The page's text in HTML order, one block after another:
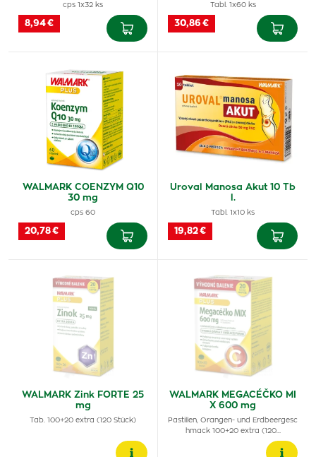
cps 1x32 ks
8,94 €
Tabl. 1x60 ks
30,86 €
WALMARK COENZYM Q10
30 mg
cps 60
20,78 €
Uroval Manosa Akut 10 Tb
l.
Tabl. 1x10 ks
19,82 €
WALMARK Zink FORTE 25
mg
Tab. 100+20 extra (120 Stück)
WALMARK MEGACÉČKO MI
X 600 mg
Pastillen, Orangen- und Erdbeergesc
hmack 100+20 extra (120…